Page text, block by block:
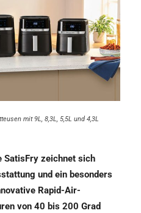
mit 9L, 8,3L, 5,5L und 4,3L
zeichnet sich
und ein besonders
Rapid-Air-
von 40 bis 200 Grad